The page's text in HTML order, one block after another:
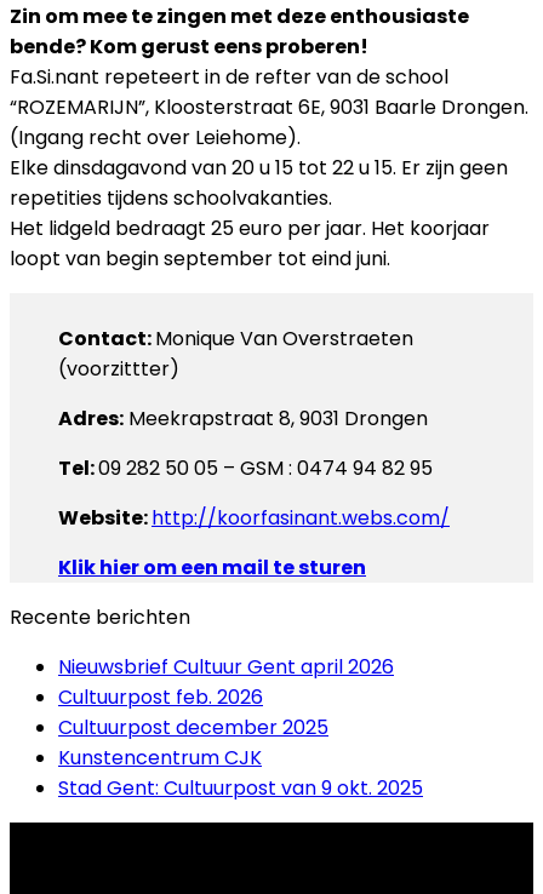
Zin om mee te zingen met deze enthousiaste
bende? Kom gerust eens proberen!
Fa.Si.nant repeteert in de refter van de school
“ROZEMARIJN”, Kloosterstraat 6E, 9031 Baarle Drongen.
(Ingang recht over Leiehome).
Elke dinsdagavond van 20 u 15 tot 22 u 15. Er zijn geen
repetities tijdens schoolvakanties.
Het lidgeld bedraagt 25 euro per jaar. Het koorjaar
loopt van begin september tot eind juni.
Contact:Monique Van Overstraeten
(voorzittter)
Adres: Meekrapstraat 8, 9031 Drongen
Tel:09 282 50 05 – GSM : 0474 94 82 95
Website:http://koorfasinant.webs.com/
Klik hier om een mail te sturen
Recente berichten
Nieuwsbrief Cultuur Gent april 2026
Cultuurpost feb. 2026
Cultuurpost december 2025
Kunstencentrum CJK
Stad Gent: Cultuurpost van 9 okt. 2025